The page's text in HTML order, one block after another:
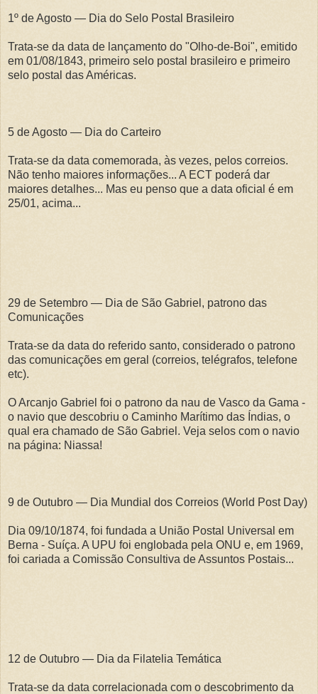
1º de Agosto — Dia do Selo Postal Brasileiro
Trata-se da data de lançamento do "Olho-de-Boi", emitido
em 01/08/1843, primeiro selo postal brasileiro e primeiro
selo postal das Américas.
5 de Agosto — Dia do Carteiro
Trata-se da data comemorada, às vezes, pelos correios.
Não tenho maiores informações... A ECT poderá dar
maiores detalhes... Mas eu penso que a data oficial é em
25/01, acima...
29 de Setembro — Dia de São Gabriel, patrono das
Comunicações
Trata-se da data do referido santo, considerado o patrono
das comunicações em geral (correios, telégrafos, telefone
etc).
O Arcanjo Gabriel foi o patrono da nau de Vasco da Gama -
o navio que descobriu o Caminho Marítimo das Índias, o
qual era chamado de São Gabriel. Veja selos com o navio
na página: Niassa!
9 de Outubro — Dia Mundial dos Correios (World Post Day)
Dia 09/10/1874, foi fundada a União Postal Universal em
Berna - Suíça. A UPU foi englobada pela ONU e, em 1969,
foi cariada a Comissão Consultiva de Assuntos Postais...
12 de Outubro — Dia da Filatelia Temática
Trata-se da data correlacionada com o descobrimento da